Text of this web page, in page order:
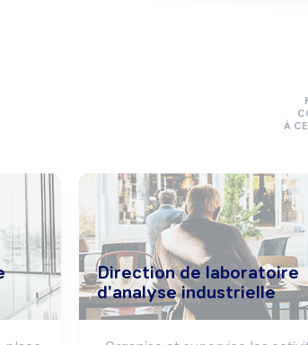
Direction de laboratoire
d'analyse industrielle
À